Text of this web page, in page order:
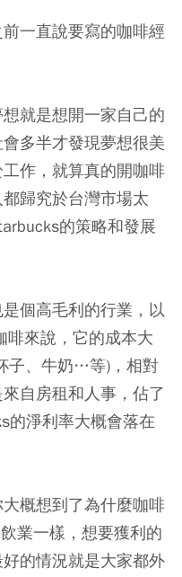
一直說要寫的咖啡經
就是想開一家自己的
多半才發現夢想很美
作，就算真的開咖啡
歸究於台灣市場太
的策略和發展
個高毛利的行業，以
來說，它的成本大
子、牛奶…等)，相對
自房租和人事，佔了
的淨利率大概會落在
概想到了為什麼咖啡
業一樣，想要獲利的
的情況就是大家都外